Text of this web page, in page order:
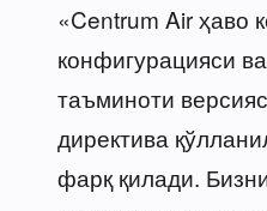
«Centrum Air ҳаво
конфигурацияси
таъминоти
директива
фарқ қилади.